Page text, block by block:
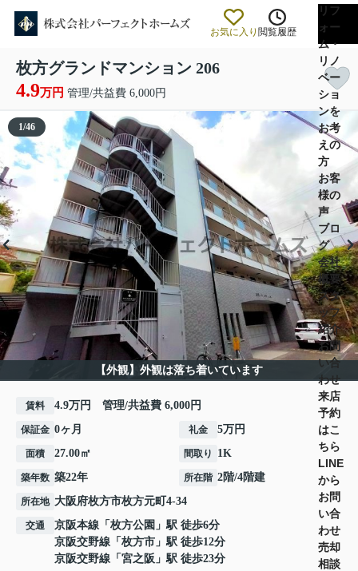
お気に入り 閲覧履歴
リフ
ォー
ム・
リノ
ベー
ショ
ンを
お考
えの
方
お客
様の
声
ブロ
グ
会社
概要
スタ
ッフ
紹介
お問
い合
わせ
来店
予約
はこ
ちら
LINE
から
お問
い合
わせ
売却
相談
枚方グランドマンション 206
4.9万円 管理/共益費 6,000円
【外観】外観は落ち着いています
1/46
賃料 4.9万円 管理/共益費 6,000円
保証金 0ヶ月 礼金 5万円
面積 27.00㎡ 間取り 1K
築年数 築22年 所在階 2階/4階建
所在地 大阪府枚方市枚方元町 4-34
交通 京阪本線 「 枚方公園 」駅 徒歩6分
京阪交野線 「 枚方市 」駅 徒歩12分
京阪交野線 「 宮之阪 」駅 徒歩23分